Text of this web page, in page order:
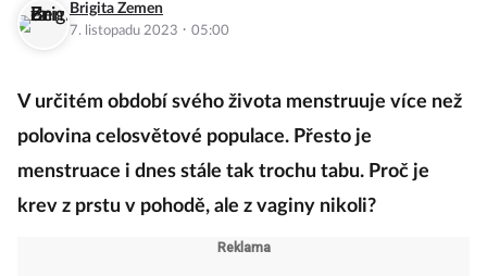
Brigita Zemen
7. listopadu 2023 · 05:00
V určitém období svého života menstruuje více než
polovina celosvětové populace. Přesto je
menstruace i dnes stále tak trochu tabu. Proč je
krev z prstu v pohodě, ale z vaginy nikoli?